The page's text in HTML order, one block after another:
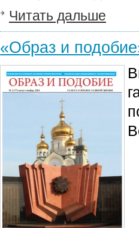
Читать дальше
«Образ и